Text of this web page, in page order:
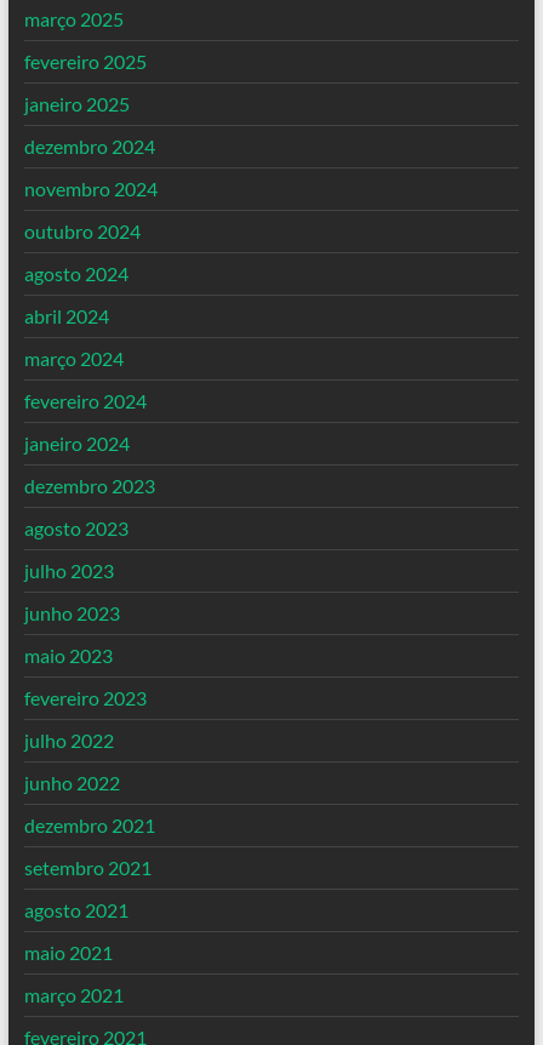
março 2025
fevereiro 2025
janeiro 2025
dezembro 2024
novembro 2024
outubro 2024
agosto 2024
abril 2024
março 2024
fevereiro 2024
janeiro 2024
dezembro 2023
agosto 2023
julho 2023
junho 2023
maio 2023
fevereiro 2023
julho 2022
junho 2022
dezembro 2021
setembro 2021
agosto 2021
maio 2021
março 2021
fevereiro 2021